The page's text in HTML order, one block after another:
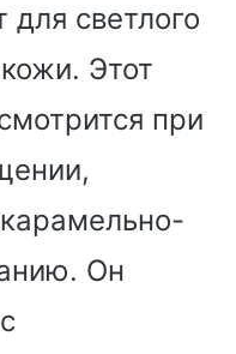
для светлого
Этот
при
Он